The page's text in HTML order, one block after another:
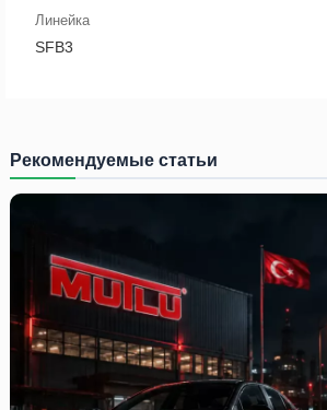
Линейка
SFB3
Рекомендуемые статьи